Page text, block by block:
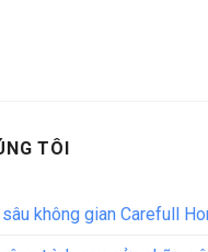
TÔI
không gian Carefull